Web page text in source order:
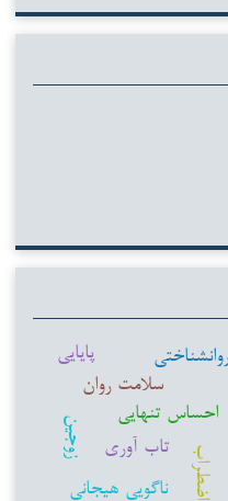
اضطراب ناگویی هیجانی
احساس تنهایی
زوجین تاب آوری
سلامت روان
پایایی